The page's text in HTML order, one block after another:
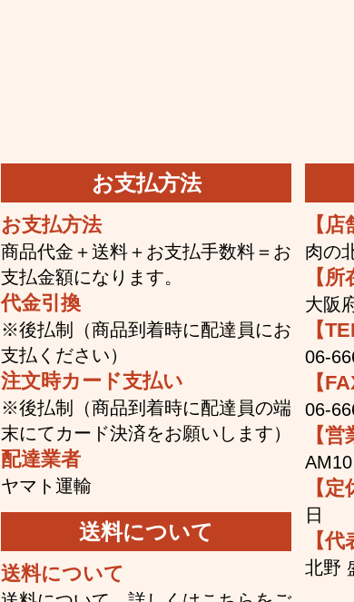
お支払方法
お支払方法
商品代金＋送料＋お支払手数料＝お
支払金額になります。
代金引換
※後払制（商品到着時に配達員にお
支払ください）
注文時カード支払い
※後払制（商品到着時に配達員の端
末にてカード決済をお願いします）
配達業者
ヤマト運輸
送料について
送料について
【
肉の
【
大阪
【
06-
【
06-
【
【
日
【
北野